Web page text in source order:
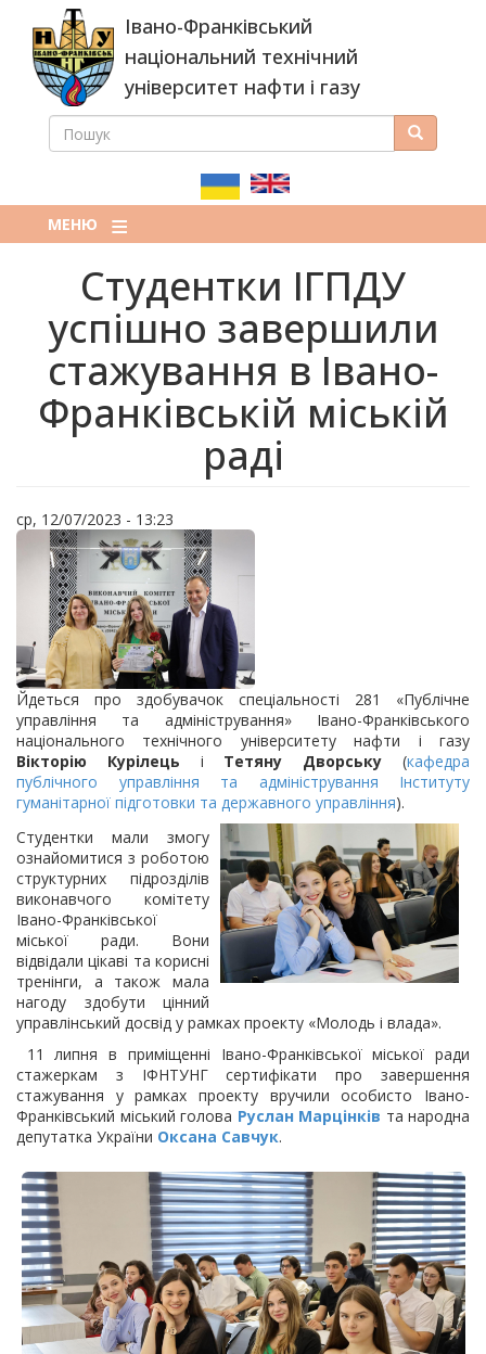
основного
вмісту
Івано-Франківський
національний технічний
університет нафти і газу
ПОШУКОВА
ПОШУК Пошук
МЕНЮ
Студентки ІГПДУ
успішно завершили
стажування в Івано-
Франківській міській
раді
ср, 12/07/2023 - 13:23
Йдеться про здобувачок спеціальності 281 «Публічне
управління та адміністрування» Івано-Франківського
національного технічного університету нафти і газу
Вікторію Курілець і Тетяну Дворську (кафедра
публічного управління та адміністрування
Інституту
гуманітарної підготовки та державного управління).
Студентки мали змогу
ознайомитися з роботою
структурних підрозділів
виконавчого комітету
Івано-Франківської
міської ради. Вони
відвідали цікаві та корисні
тренінги, а також мала
нагоду здобути цінний
управлінський досвід у рамках проекту «Молодь і влада».
11 липня в приміщенні Івано-Франківської міської ради
стажеркам з ІФНТУНГ сертифікати про завершення
стажування у рамках проекту вручили особисто Івано-
Франківський міський голова Руслан Марцінків та народна
депутатка України Оксана Савчук.